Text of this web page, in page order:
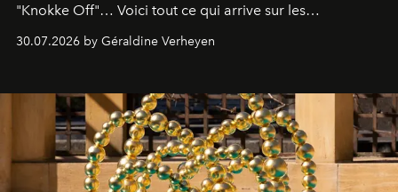
"Knokke Off"… Voici tout ce qui arrive sur les
plateformes de streaming en août 2026.
30.07.2026 by Géraldine Verheyen